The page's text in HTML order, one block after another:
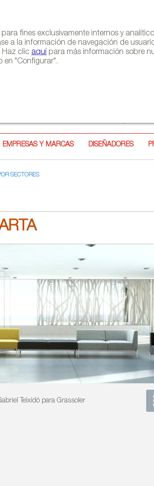
fines exclusivamente internos y
a la información de navegación de
clic aquí para más información sobre
en "Configurar".
EMPRESAS Y MARCAS DISEÑADORES
SECTORES
Teixidó para Grassoler